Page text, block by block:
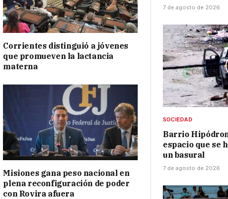
Corrientes distinguió a jóvenes
que promueven la lactancia
materna
Misiones gana peso nacional en
plena reconfiguración de poder
con Rovira afuera
7 de agosto de 2026
SOCIEDAD
Barrio
espacio que se
un basural
7 de agosto de 2026